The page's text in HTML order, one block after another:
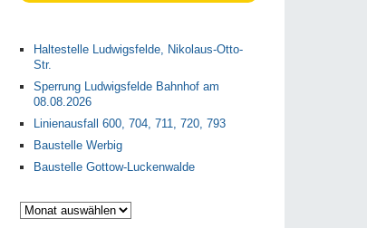
Haltestelle Ludwigsfelde, Nikolaus-Otto-
Str.
Sperrung Ludwigsfelde Bahnhof am
08.08.2026
Linienausfall 600, 704, 711, 720, 793
Baustelle Werbig
Baustelle Gottow-Luckenwalde
Archiv